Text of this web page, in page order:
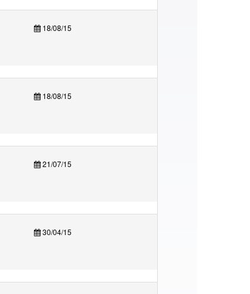
18/08/15
18/08/15
21/07/15
30/04/15